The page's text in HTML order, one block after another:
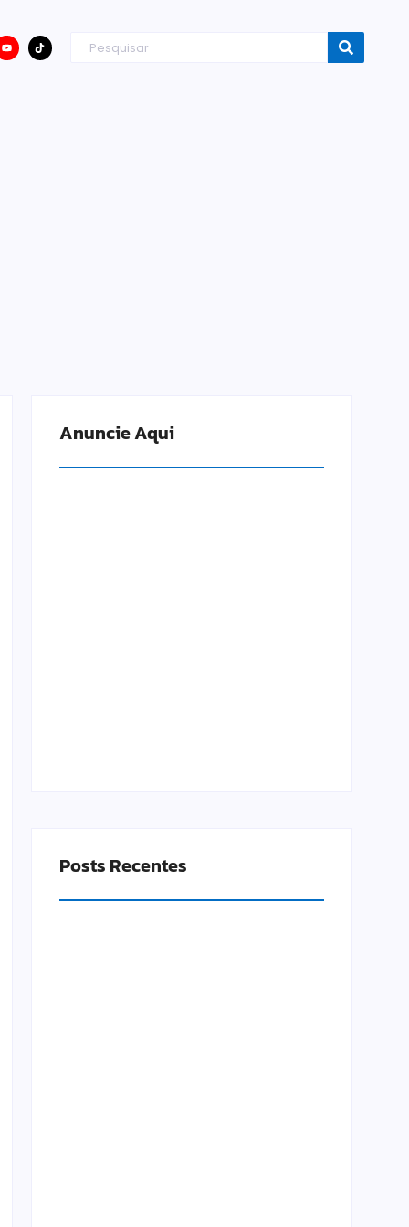
Anuncie Aqui
Posts Recentes